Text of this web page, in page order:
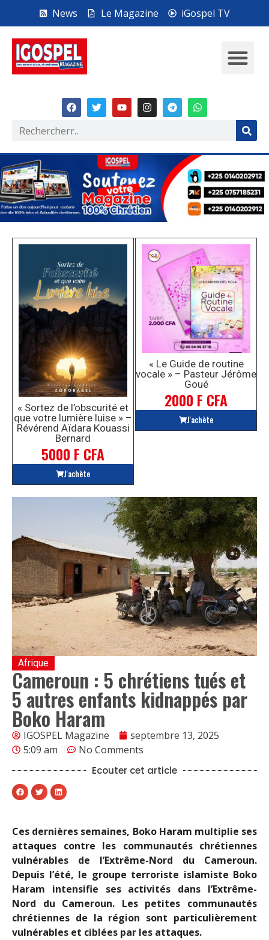
News Le Magazine iGospel TV
« Sortez de l’obscurité et
que votre lumière luise » –
Révérend Aïdara Kouassi
Bernard
5000 F CFA
J'achète
« Le Guide de routine
vocale » – Pasteur Jérôme
Goué
2000 F CFA
J'achète
Afrique
Cameroun : 5 chrétiens tués et
5 autres enfants kidnappés par
Boko Haram
IGOSPEL Magazine
septembre 13, 2025
5:09 am
No Comments
Ecouter cet article
Ces dernières semaines, Boko Haram multiplie ses
attaques contre les communautés chrétiennes
vulnérables de l’Extrême-Nord du Cameroun.
Depuis l’été, le groupe terroriste islamiste Boko
Haram intensifie ses activités dans l’Extrême-
Nord du Cameroun. Les petites communautés
chrétiennes de la région sont particulièrement
vulnérables et ciblées par les attaques.